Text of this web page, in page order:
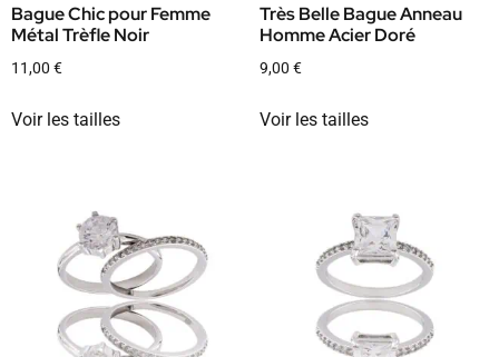
Bague Chic pour Femme
Métal Trèfle Noir
11,00 €
Voir les tailles
Très Belle Bague Anneau
Homme Acier Doré
9,00 €
Voir les tailles